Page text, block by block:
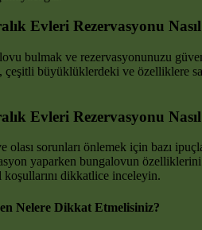
Evleri Rezervasyonu Nasıl
bulmak ve rezervasyonunuzu
çeşitli büyüklüklerdeki ve
Evleri Rezervasyonu
olası sorunları önlemek için bazı
yaparken bungalovun
dikkatlice inceleyin.
Nelere Dikkat Etmelisiniz?